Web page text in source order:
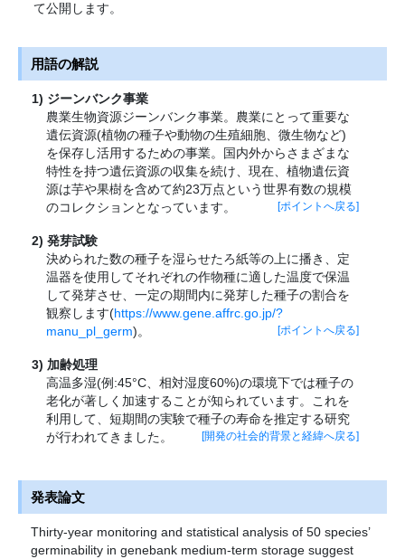
て公開します。
用語の解説
ジーンバンク事業
農業生物資源ジーンバンク事業。農業にとって重要な
遺伝資源(植物の種子や動物の生殖細胞、微生物など)
を保存し活用するための事業。国内外からさまざまな
特性を持つ遺伝資源の収集を続け、現在、植物遺伝資
源は芋や果樹を含めて約23万点という世界有数の規模
のコレクションとなっています。
[ポイントへ戻る]
発芽試験
決められた数の種子を湿らせたろ紙等の上に播き、定
温器を使用してそれぞれの作物種に適した温度で保温
して発芽させ、一定の期間内に発芽した種子の割合を
観察します(https://www.gene.affrc.go.jp/?
manu_pl_germ)。 [ポイントへ戻る]
加齢処理
高温多湿(例:45°C、相対湿度60%)の環境下では種子の
老化が著しく加速することが知られています。これを
利用して、短期間の実験で種子の寿命を推定する研究
が行われてきました。
[開発の社会的背景と経緯へ戻る]
発表論文
Thirty-year monitoring and statistical analysis of 50 species’
germinability in genebank medium-term storage suggest